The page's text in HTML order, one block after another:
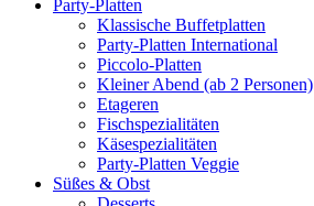
Party-Platten
Klassische Buffetplatten
Party-Platten International
Piccolo-Platten
Kleiner Abend (ab 2 Personen)
Etageren
Fischspezialitäten
Käsespezialitäten
Party-Platten Veggie
Süßes & Obst